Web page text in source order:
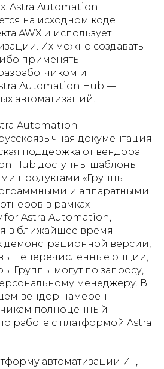
Astra Automation
на исходном коде
AWX и использует
Их можно создавать
применять
и
Automation Hub —
автоматизаций.
Automation
документация
поддержка от вендора.
Hub доступны шаблоны
продуктами «Группы
и аппаратными
в рамках
Astra Automation,
в ближайшее время.
демонстрационной версии,
опции,
Группы могут по запросу,
менеджеру. В
вендор намерен
полноценный
работе с платформой Astra
автоматизации ИТ,